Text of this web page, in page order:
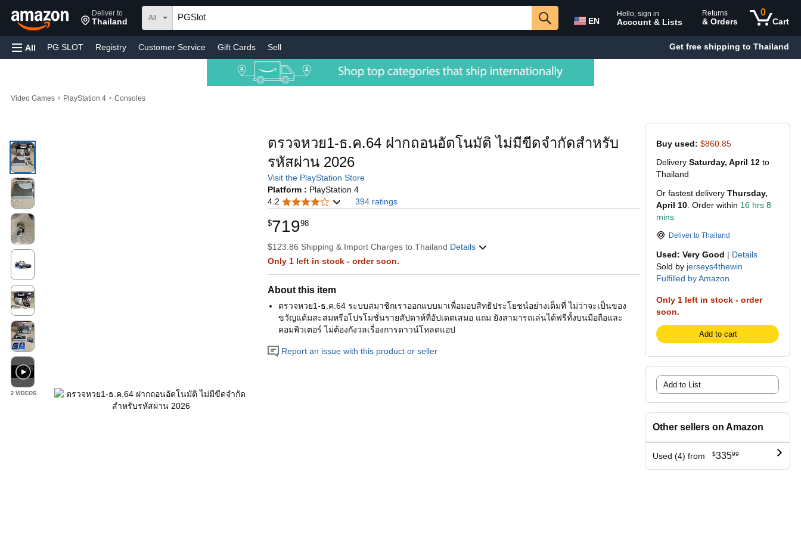
Deliver to
Thailand All EN
Hello, sign in
Account & Lists
Returns
& Orders
0
Cart
All PG SLOT Registry Customer Service Gift Cards Sell Get free shipping to Thailand
Video Games › PlayStation 4 › Consoles
Buy used: $860.85
Delivery Saturday, April 12 to
Thailand
Or fastest delivery Thursday,
April 10 . Order within 16 hrs 8
mins
Deliver to Thailand
Used: Very Good | Details
Sold by jerseys4thewin
Fulfilled by Amazon
Only 1 left in stock - order
soon.
Add to cart
Add to List
Other sellers on Amazon
Used (4) from $33599
2 VIDEOS
ตรวจหวย1-ธ.ค.64 ฝากถอนอัตโนมัติ ไม่มีขีดจำกัดสำหรับ
รหัสผ่าน 2026
Visit the PlayStation Store
Platform : PlayStation 4
4.2
394 ratings
$71998
$123.86 Shipping & Import Charges to Thailand Details
Only 1 left in stock - order soon.
About this item
ตรวจหวย1-ธ.ค.64 ระบบสมาชิกเราออกแบบมาเพื่อมอบสิทธิประโยชน์อย่างเต็มที่ ไม่ว่าจะเป็นของ
ขวัญแต้มสะสมหรือโปรโมชั่นรายสัปดาห์ที่อัปเดตเสมอ แถม ยังสามารถเล่นได้ฟรีทั้งบนมือถือและ
คอมพิวเตอร์ ไม่ต้องกังวลเรื่องการดาวน์โหลดแอป
Report an issue with this product or seller